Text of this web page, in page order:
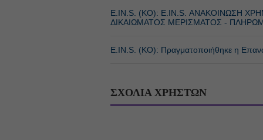
E.IN.S. (ΚΟ): E.IN.S. ΑΝΑΚΟΙΝΩΣΗ
ΔΙΚΑΙΩΜΑΤΟΣ ΜΕΡΙΣΜΑΤΟΣ -
E.IN.S. (ΚΟ): Πραγματοποιήθηκε η
ΣΧΟΛΙΑ ΧΡΗΣΤΩΝ